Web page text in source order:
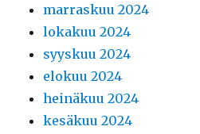
marraskuu 2024
lokakuu 2024
syyskuu 2024
elokuu 2024
heinäkuu 2024
kesäkuu 2024